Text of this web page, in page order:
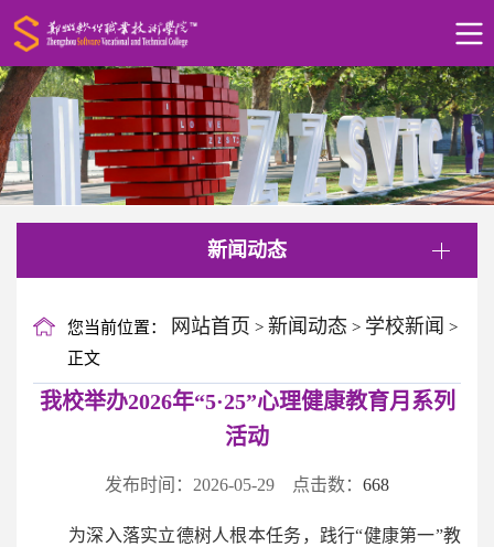
新闻动态
您当前位置： 网站首页 > 新闻动态 > 学校新闻 >
正文
我校举办2026年“5·25”心理健康教育月系列
活动
发布时间：2026-05-29 点击数： 668
为深入落实立德树人根本任务，践行“健康第一”教